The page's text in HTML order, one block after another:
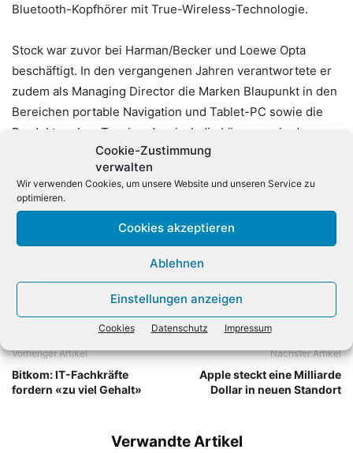
Cookie-Zustimmung
verwalten
Wir verwenden Cookies, um unsere Website und unseren Service zu
optimieren.
Cookies akzeptieren
Ablehnen
Einstellungen anzeigen
Cookies Datenschutz Impressum
Bluetooth-Kopfhörer mit True-Wireless-Technologie.
Stock war zuvor bei Harman/Becker und Loewe Opta
beschäftigt. In den vergangenen Jahren verantwortete er
zudem als Managing Director die Marken Blaupunkt in den
Bereichen portable Navigation und Tablet-PC sowie die
Produktmarken Teasi und a-rival, die Lösungen in den
Produktgruppen Fahrradnavigation, Healthcare- sowie
Wearable-Products anbieten.
Vorheriger Artikel
Bitkom: IT-Fachkräfte
fordern «zu viel Gehalt»
Nächster Artikel
Apple steckt eine Milliarde
Dollar in neuen Standort
Verwandte Artikel